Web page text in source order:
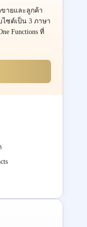
ขายและลูกค้า
ซต์เป็น 3 ภาษา
Functions ที่